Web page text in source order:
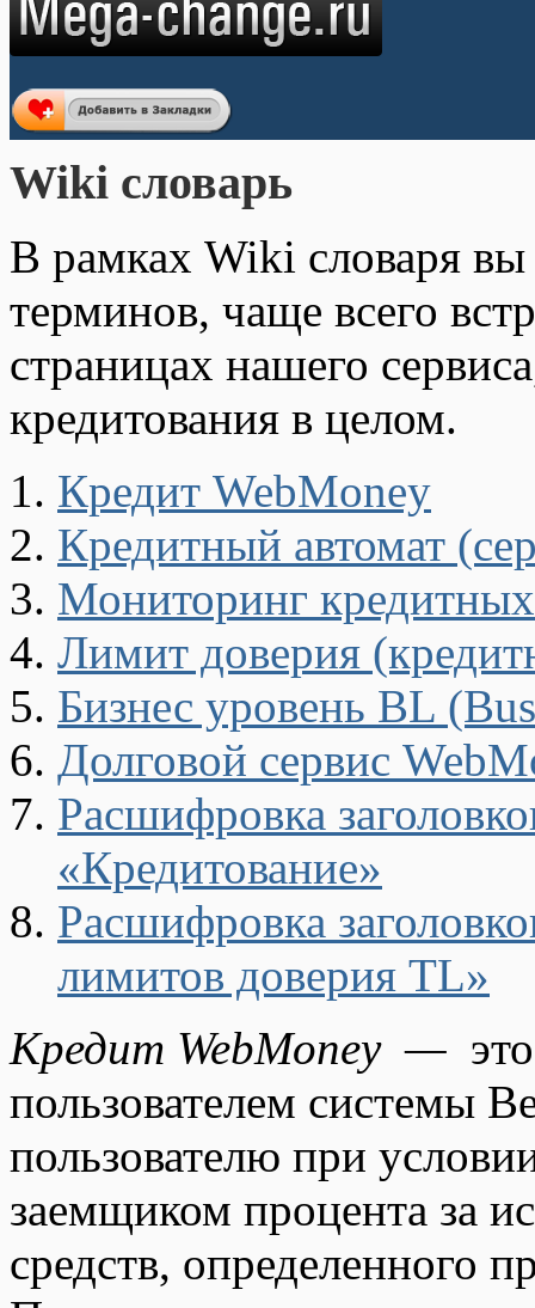
Wiki словарь
В рамках Wiki словаря
терминов, чаще всего
страницах нашего
кредитования в целом.
Кредит WebMoney
Кредитный автомат
Мониторинг кредитных
Лимит доверия
Бизнес уровень BL
Долговой сервис
Расшифровка
«Кредитование»
Расшифровка
лимитов доверия TL»
Кредит WebMoney —
пользователем системы
пользователю при
заемщиком процента за
средств, определенного